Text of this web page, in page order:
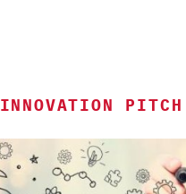
INNOVATION PITCH